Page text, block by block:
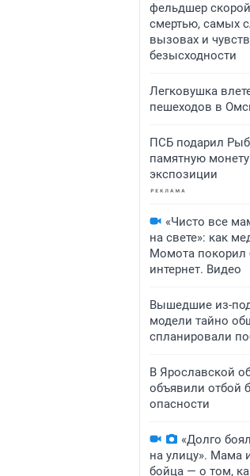
фельдшер
смертью, самых
вызовах и
безысходности
Легковушка
пешеходов в
ПСБ подарил
памятную
экспозиции
«Чисто все
на свете»: как
Момота покорил
интернет. Видео
Вышедшие из-
модели тайно
спланировали
В Ярославской
объявили отбой
опасности
«Долго
на улицу». Мама
бойца — о том,